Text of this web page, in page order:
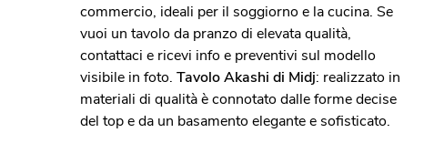
commercio, ideali per il soggiorno e la cucina. Se
vuoi un tavolo da pranzo di elevata qualità,
contattaci e ricevi info e preventivi sul modello
visibile in foto. Tavolo Akashi di Midj: realizzato in
materiali di qualità è connotato dalle forme decise
del top e da un basamento elegante e sofisticato.